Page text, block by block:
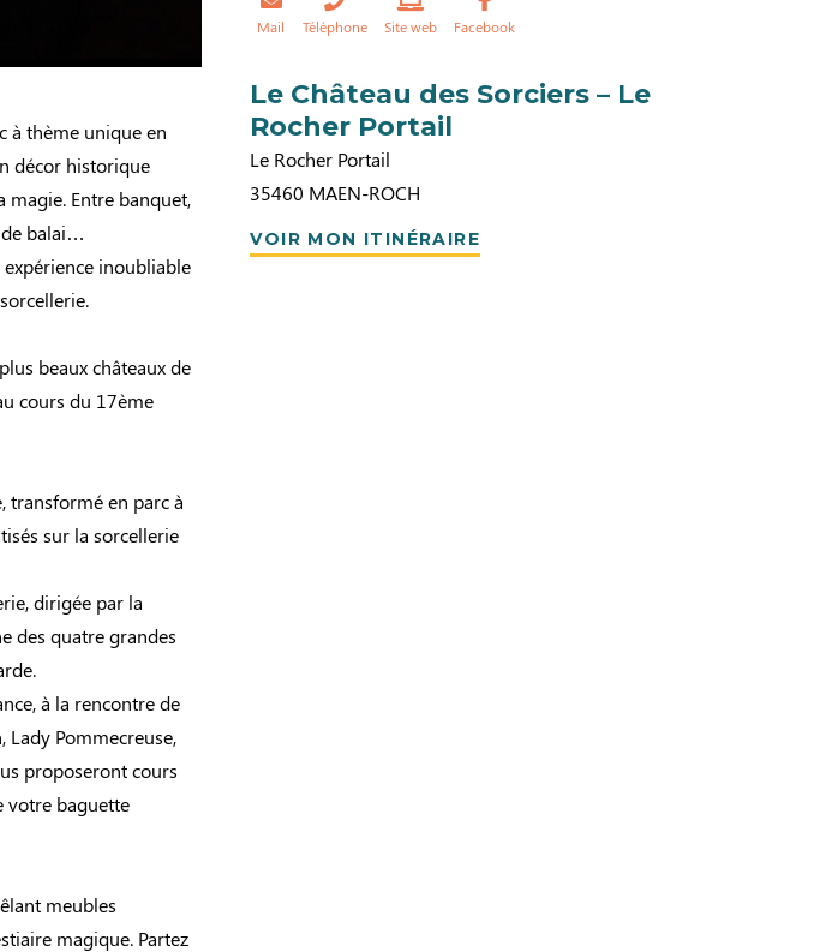
à thème unique en
décor historique
magie. Entre banquet,
de balai…
inoubliable
beaux châteaux de
cours du 17ème
transformé en parc à
sur la sorcellerie
dirigée par la
des quatre grandes
à la rencontre de
Lady Pommecreuse,
proposeront cours
votre baguette
meubles
magique. Partez
Mail Téléphone Site web Facebook
Le Château des Sorciers – Le
Rocher Portail
Le Rocher Portail
35460 MAEN-ROCH
VOIR MON ITINÉRAIRE